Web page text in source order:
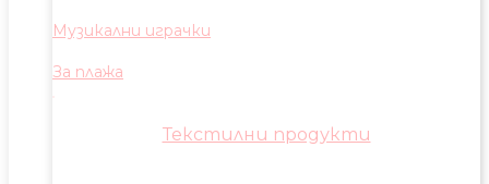
Музикални играчки
За плажа
Текстилни продукти